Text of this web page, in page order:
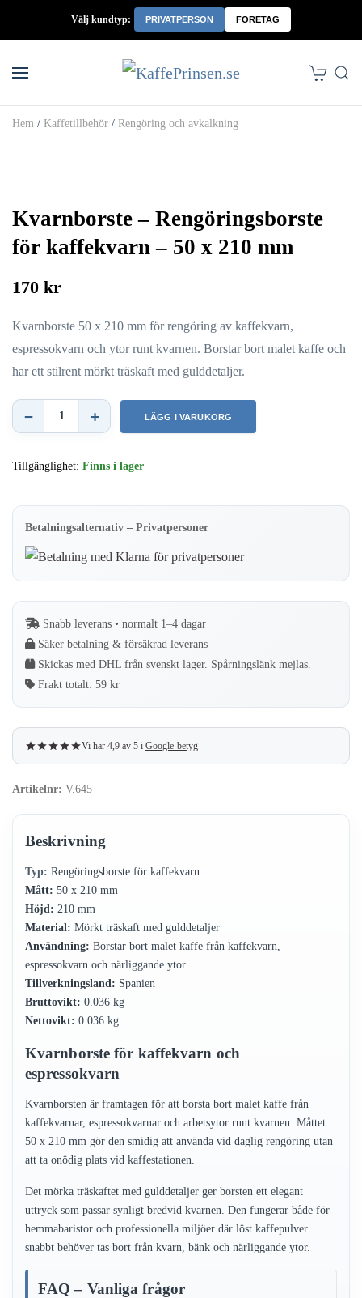
Välj kundtyp: PRIVATPERSON FÖRETAG
Hem / Kaffetillbehör / Rengöring och avkalkning
Kvarnborste – Rengöringsborste
för kaffekvarn – 50 x 210 mm
170 kr
Kvarnborste 50 x 210 mm för rengöring av kaffekvarn,
espressokvarn och ytor runt kvarnen. Borstar bort malet kaffe och
har ett stilrent mörkt träskaft med gulddetaljer.
Kvarnborste
Rengöringsborste
x
210
mm
mängd
− + LÄGG I VARUKORG
Tillgänglighet: Finns i lager
Betalningsalternativ – Privatpersoner
Snabb leverans • normalt 1–4 dagar
Säker betalning & försäkrad leverans
Skickas med DHL från svenskt lager. Spårningslänk mejlas.
Frakt totalt: 59 kr
Vi har 4,9 av 5 i Google-betyg
Artikelnr: V.645
Beskrivning
Typ: Rengöringsborste för kaffekvarn
Mått: 50 x 210 mm
Höjd: 210 mm
Material: Mörkt träskaft med gulddetaljer
Användning: Borstar bort malet kaffe från kaffekvarn,
espressokvarn och närliggande ytor
Tillverkningsland: Spanien
Bruttovikt: 0.036 kg
Nettovikt: 0.036 kg
Kvarnborste för kaffekvarn och
espressokvarn
Kvarnborsten är framtagen för att borsta bort malet kaffe från
kaffekvarnar, espressokvarnar och arbetsytor runt kvarnen. Måttet
50 x 210 mm gör den smidig att använda vid daglig rengöring utan
att ta onödig plats vid kaffestationen.
Det mörka träskaftet med gulddetaljer ger borsten ett elegant
uttryck som passar synligt bredvid kvarnen. Den fungerar både för
hemmabaristor och professionella miljöer där löst kaffepulver
snabbt behöver tas bort från kvarn, bänk och närliggande ytor.
FAQ – Vanliga frågor